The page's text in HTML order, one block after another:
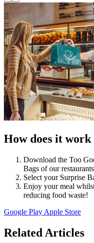
How does it work
Download the Too
Bags of our
Select your Surprise
Enjoy your meal
reducing food waste!
Google Play Apple Store
Related Articles